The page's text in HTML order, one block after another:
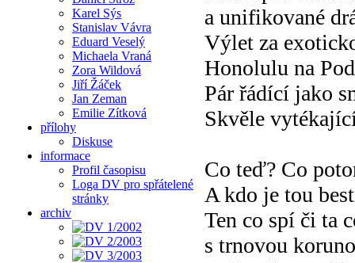
Karel Sýs
Stanislav Vávra
Eduard Veselý
Michaela Vraná
Zora Wildová
Jiří Žáček
Jan Zeman
Emilie Zítková
přílohy
Diskuse
informace
Profil časopisu
Loga DV pro spřátelené
stránky
archiv
a unifikované
Výlet za
Honolulu na
Pár řádící jako
Skvěle
Co teď? Co
A kdo je tou
Ten co spí či ta
s trnovou